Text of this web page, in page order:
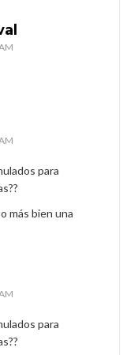
para
más bien una
para